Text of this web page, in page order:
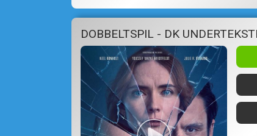
DOBBELTSPIL - DK